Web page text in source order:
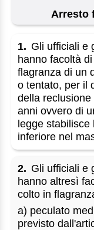
Arresto
1. Gli ufficiali e
hanno facoltà
flagranza di un
o tentato, per il
della
anni ovvero di
legge stabilisce
inferiore nel
2. Gli ufficiali e
hanno altresì
colto in
a) peculato
previsto